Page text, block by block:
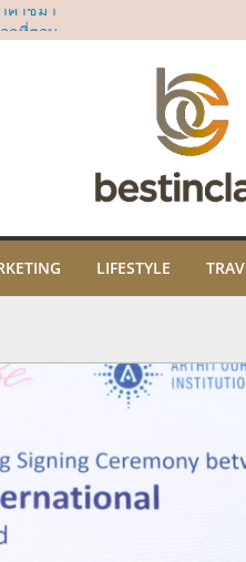
คาชิมา
ลที่ตอบ
SCENT
อนสยาม
LIFESTYLE